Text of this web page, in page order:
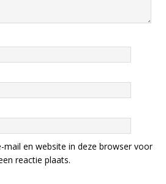
mail en website in deze browser voor
reactie plaats.